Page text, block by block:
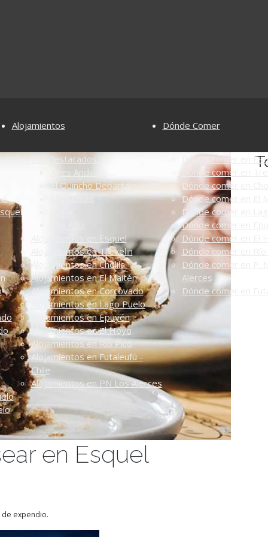
Alojamientos
Los destacados...
Aires Andinos
El Quincho Departamentos
Alojamientos en Esquel
Alojamientos en Trevelin
Alojamientos en Cholila
Alojamientos en El Maitén
Alojamientos en Corcovado
Alojamientos en Lago Puelo
Alojamientos en Epuyén
Alojamientos en El Hoyo
Alojamientos en Río Pico
Alojamientos en Futaleufú -
Chile
Alojamientos en PN Los Alerces
Dónde Comer
Dónde comer en
Dónde comer en
Dónde comer en
Dónde comer en El
Dónde comer en
Dónde comer en
Dónde comer en El
Dónde comer en Río
Dónde comer en P.
Alerces
Dónde comer en
en Esquel
de expendio.